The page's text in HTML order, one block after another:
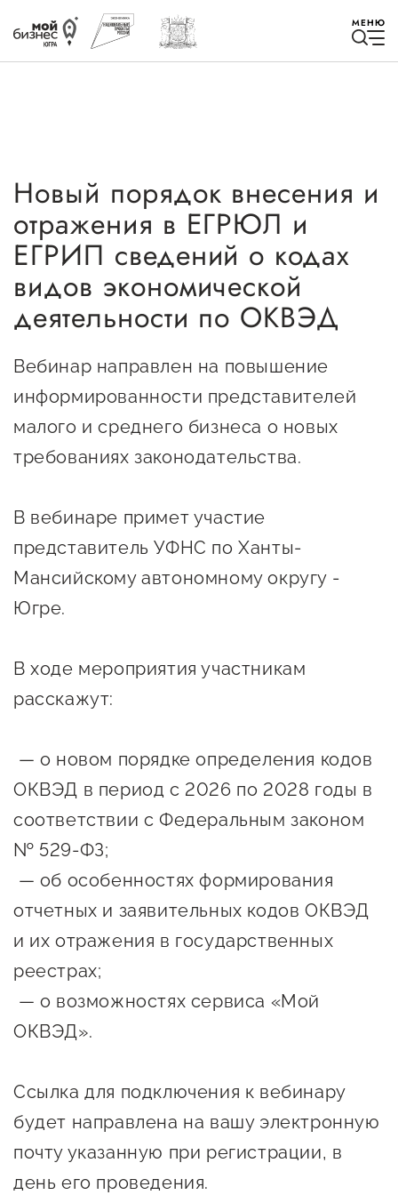
МЕНЮ
Избранное
Быть в курсе
Истории успеха
Мероприятия
Новости
Онлайн-витрина продукции
Социальные сети "Мой
Бизнес Югра"
Меры поддержки
Навигатор по мерам
Консультационная поддержка
Образовательная поддержка
инновационно-
технологического
предпринимательства
Поддержка социальных
предпринимателей
Поддержка экспортеров
Финансовая поддержка
внешнего санкционного
давления
Центры поддержки
Центр информационно-
Новый порядок внесения и
отражения в ЕГРЮЛ и
ЕГРИП сведений о кодах
видов экономической
деятельности по ОКВЭД
Вебинар направлен на повышение
информированности представителей
малого и среднего бизнеса о новых
требованиях законодательства.
В вебинаре примет участие
представитель УФНС по Ханты-
Мансийскому автономному округу -
Югре.
В ходе мероприятия участникам
расскажут:
— о новом порядке определения кодов
ОКВЭД в период с 2026 по 2028 годы в
соответствии с Федеральным законом
№ 529-ФЗ;
— об особенностях формирования
отчетных и заявительных кодов ОКВЭД
и их отражения в государственных
реестрах;
— о возможностях сервиса «Мой
ОКВЭД».
Ссылка для подключения к вебинару
будет направлена на вашу электронную
почту указанную при регистрации, в
день его проведения.